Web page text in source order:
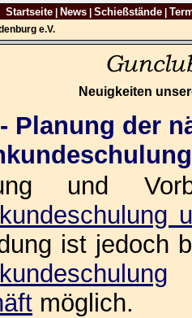
Startseite| News| Schießstände|
e.V.
Neuigkeiten
Planung der
und
ist jedoch
möglich.